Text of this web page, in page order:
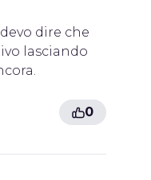
dire che
lasciando
0